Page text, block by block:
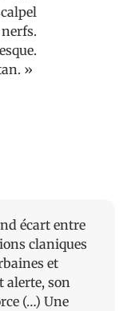
»
écart entre
claniques
et
alerte, son
(…) Une